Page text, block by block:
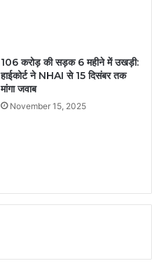
106 करोड़ की सड़क 6 महीने में उखड़ी:
हाईकोर्ट ने NHAI से 15 दिसंबर तक
मांगा जवाब
November 15, 2025